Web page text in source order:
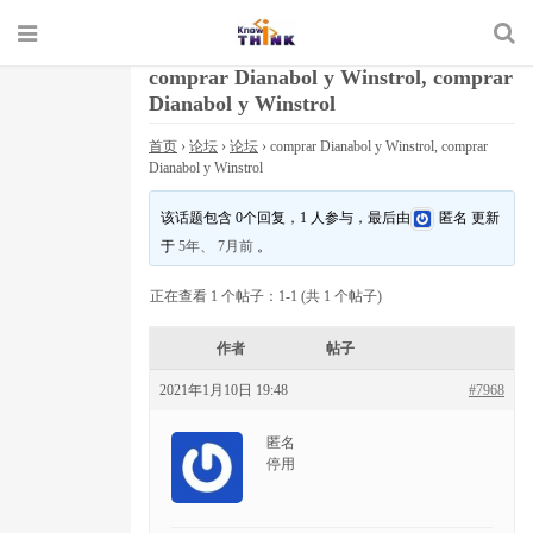
comprar Dianabol y Winstrol, comprar
Dianabol y Winstrol
首页 › 论坛 › 论坛 › comprar Dianabol y Winstrol, comprar
Dianabol y Winstrol
该话题包含 0个回复，1 人参与，最后由 匿名 更新
于5年、 7月前 。
正在查看 1 个帖子：1-1 (共 1 个帖子)
作者 帖子
2021年1月10日 19:48 #7968
匿名
停用